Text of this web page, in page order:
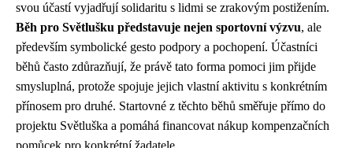
svou účastí vyjadřují solidaritu s lidmi se zrakovým postižením.
Běh pro Světlušku představuje nejen sportovní výzvu, ale
především symbolické gesto podpory a pochopení. Účastníci
běhů často zdůrazňují, že právě tato forma pomoci jim přijde
smysluplná, protože spojuje jejich vlastní aktivitu s konkrétním
přínosem pro druhé. Startovné z těchto běhů směřuje přímo do
projektu Světluška a pomáhá financovat nákup kompenzačních
pomůcek pro konkrétní žadatele.